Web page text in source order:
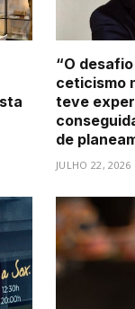
“O
ceticismo
teve
de
JULHO 22, 2026